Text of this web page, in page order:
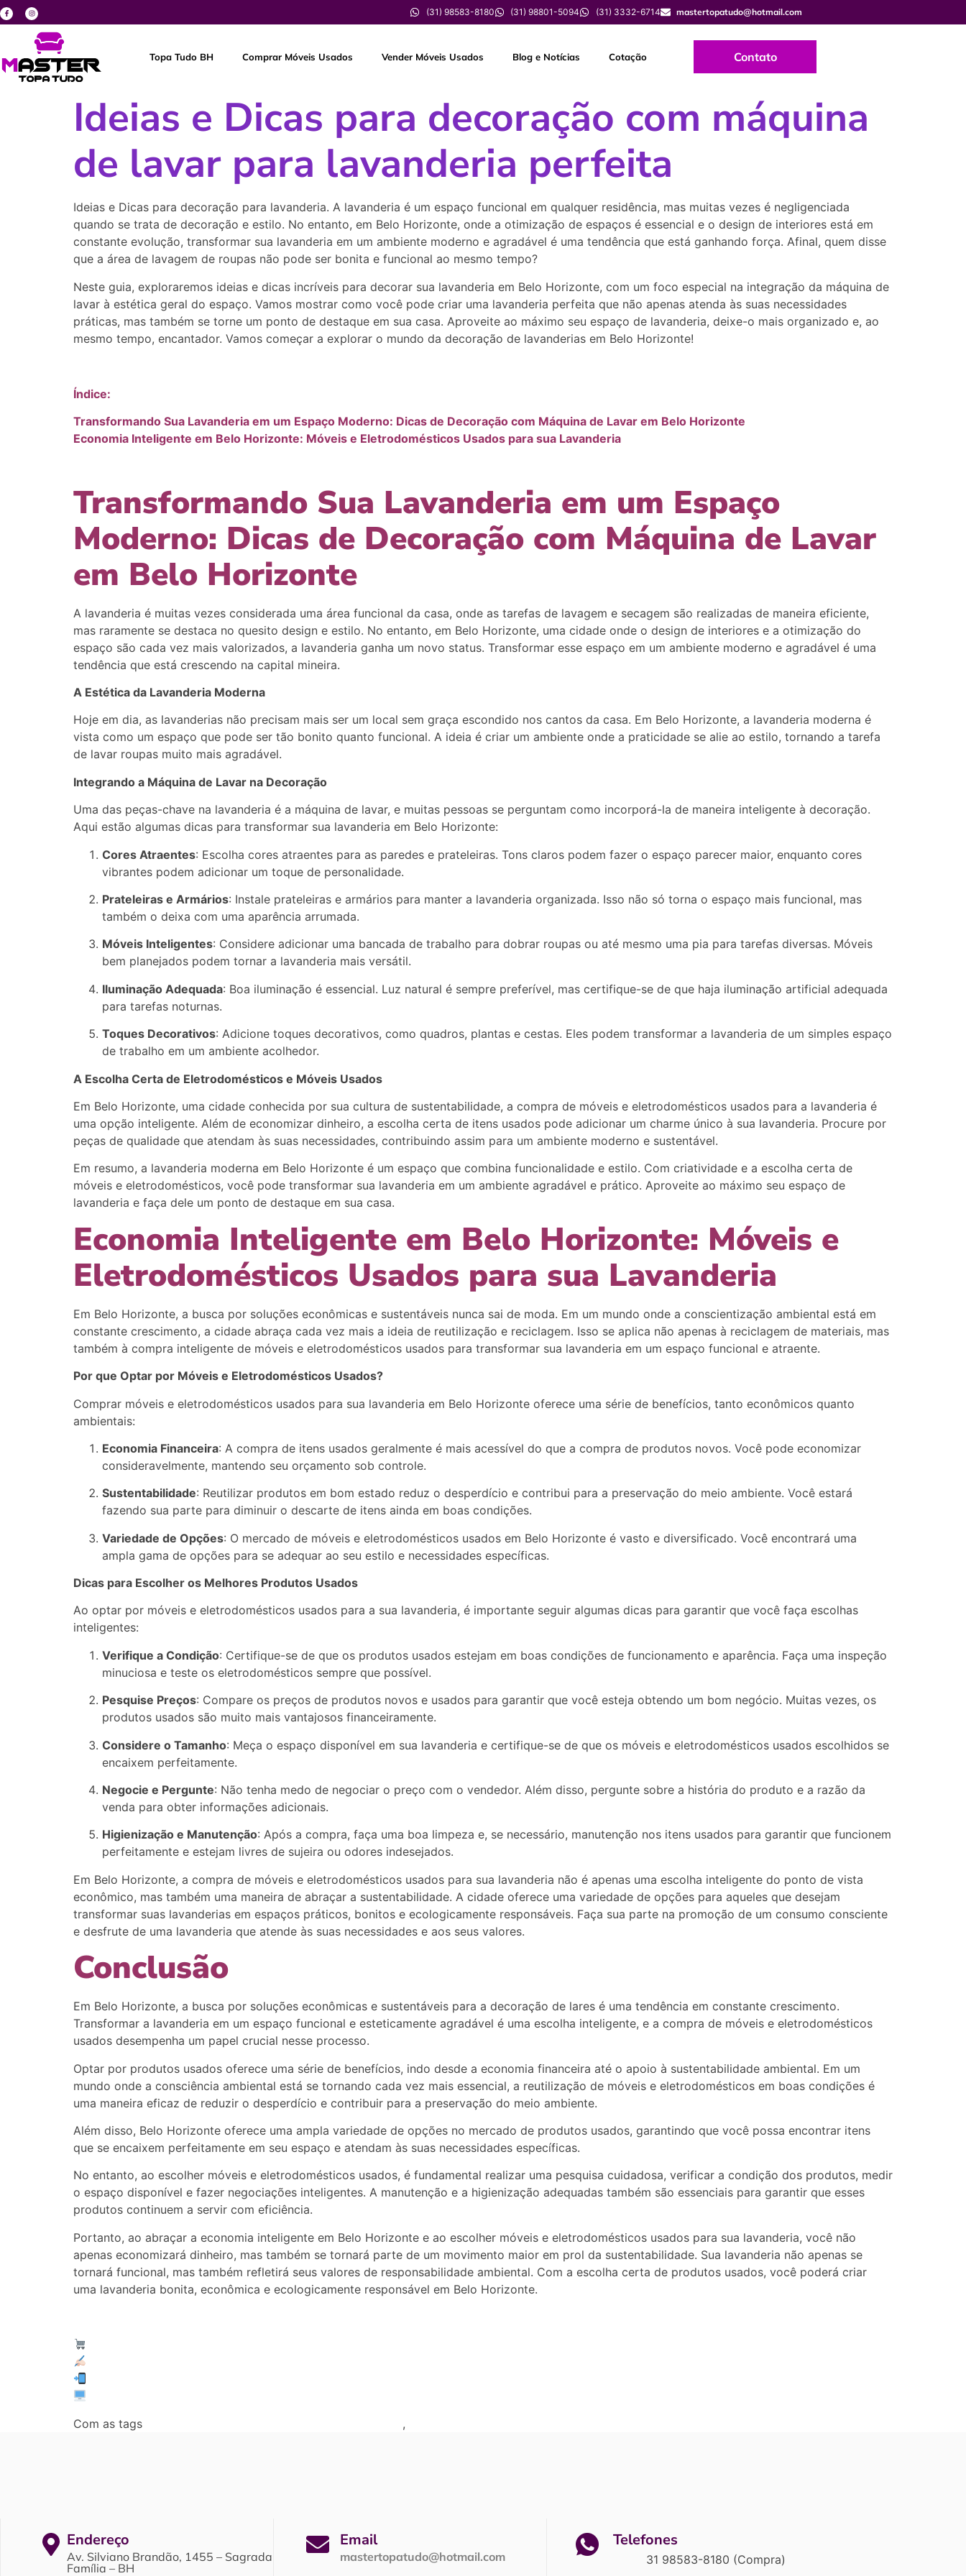
(31) 98583-8180 (31) 98801-5094 (31) 3332-6714 mastertopatudo@hotmail.com
Topa Tudo BH Comprar Móveis Usados Vender Móveis Usados Blog e Notícias Cotação Contato
Ideias e Dicas para decoração com máquina
de lavar para lavanderia perfeita
Ideias e Dicas para decoração para lavanderia. A lavanderia é um espaço funcional em qualquer residência, mas muitas vezes é negligenciada
quando se trata de decoração e estilo. No entanto, em Belo Horizonte, onde a otimização de espaços é essencial e o design de interiores está em
constante evolução, transformar sua lavanderia em um ambiente moderno e agradável é uma tendência que está ganhando força. Afinal, quem disse
que a área de lavagem de roupas não pode ser bonita e funcional ao mesmo tempo?
Neste guia, exploraremos ideias e dicas incríveis para decorar sua lavanderia em Belo Horizonte, com um foco especial na integração da máquina de
lavar à estética geral do espaço. Vamos mostrar como você pode criar uma lavanderia perfeita que não apenas atenda às suas necessidades
práticas, mas também se torne um ponto de destaque em sua casa. Aproveite ao máximo seu espaço de lavanderia, deixe-o mais organizado e, ao
mesmo tempo, encantador. Vamos começar a explorar o mundo da decoração de lavanderias em Belo Horizonte!
Índice:
Transformando Sua Lavanderia em um Espaço Moderno: Dicas de Decoração com Máquina de Lavar em Belo Horizonte
Economia Inteligente em Belo Horizonte: Móveis e Eletrodomésticos Usados para sua Lavanderia
Transformando Sua Lavanderia em um Espaço
Moderno: Dicas de Decoração com Máquina de Lavar
em Belo Horizonte
A lavanderia é muitas vezes considerada uma área funcional da casa, onde as tarefas de lavagem e secagem são realizadas de maneira eficiente,
mas raramente se destaca no quesito design e estilo. No entanto, em Belo Horizonte, uma cidade onde o design de interiores e a otimização do
espaço são cada vez mais valorizados, a lavanderia ganha um novo status. Transformar esse espaço em um ambiente moderno e agradável é uma
tendência que está crescendo na capital mineira.
A Estética da Lavanderia Moderna
Hoje em dia, as lavanderias não precisam mais ser um local sem graça escondido nos cantos da casa. Em Belo Horizonte, a lavanderia moderna é
vista como um espaço que pode ser tão bonito quanto funcional. A ideia é criar um ambiente onde a praticidade se alie ao estilo, tornando a tarefa
de lavar roupas muito mais agradável.
Integrando a Máquina de Lavar na Decoração
Uma das peças-chave na lavanderia é a máquina de lavar, e muitas pessoas se perguntam como incorporá-la de maneira inteligente à decoração.
Aqui estão algumas dicas para transformar sua lavanderia em Belo Horizonte:
Cores Atraentes: Escolha cores atraentes para as paredes e prateleiras. Tons claros podem fazer o espaço parecer maior, enquanto cores
vibrantes podem adicionar um toque de personalidade.
Prateleiras e Armários: Instale prateleiras e armários para manter a lavanderia organizada. Isso não só torna o espaço mais funcional, mas
também o deixa com uma aparência arrumada.
Móveis Inteligentes: Considere adicionar uma bancada de trabalho para dobrar roupas ou até mesmo uma pia para tarefas diversas. Móveis
bem planejados podem tornar a lavanderia mais versátil.
Iluminação Adequada: Boa iluminação é essencial. Luz natural é sempre preferível, mas certifique-se de que haja iluminação artificial adequada
para tarefas noturnas.
Toques Decorativos: Adicione toques decorativos, como quadros, plantas e cestas. Eles podem transformar a lavanderia de um simples espaço
de trabalho em um ambiente acolhedor.
A Escolha Certa de Eletrodomésticos e Móveis Usados
Em Belo Horizonte, uma cidade conhecida por sua cultura de sustentabilidade, a compra de móveis e eletrodomésticos usados para a lavanderia é
uma opção inteligente. Além de economizar dinheiro, a escolha certa de itens usados pode adicionar um charme único à sua lavanderia. Procure por
peças de qualidade que atendam às suas necessidades, contribuindo assim para um ambiente moderno e sustentável.
Em resumo, a lavanderia moderna em Belo Horizonte é um espaço que combina funcionalidade e estilo. Com criatividade e a escolha certa de
móveis e eletrodomésticos, você pode transformar sua lavanderia em um ambiente agradável e prático. Aproveite ao máximo seu espaço de
lavanderia e faça dele um ponto de destaque em sua casa.
Economia Inteligente em Belo Horizonte: Móveis e
Eletrodomésticos Usados para sua Lavanderia
Em Belo Horizonte, a busca por soluções econômicas e sustentáveis nunca sai de moda. Em um mundo onde a conscientização ambiental está em
constante crescimento, a cidade abraça cada vez mais a ideia de reutilização e reciclagem. Isso se aplica não apenas à reciclagem de materiais, mas
também à compra inteligente de móveis e eletrodomésticos usados para transformar sua lavanderia em um espaço funcional e atraente.
Por que Optar por Móveis e Eletrodomésticos Usados?
Comprar móveis e eletrodomésticos usados para sua lavanderia em Belo Horizonte oferece uma série de benefícios, tanto econômicos quanto
ambientais:
Economia Financeira: A compra de itens usados geralmente é mais acessível do que a compra de produtos novos. Você pode economizar
consideravelmente, mantendo seu orçamento sob controle.
Sustentabilidade: Reutilizar produtos em bom estado reduz o desperdício e contribui para a preservação do meio ambiente. Você estará
fazendo sua parte para diminuir o descarte de itens ainda em boas condições.
Variedade de Opções: O mercado de móveis e eletrodomésticos usados em Belo Horizonte é vasto e diversificado. Você encontrará uma
ampla gama de opções para se adequar ao seu estilo e necessidades específicas.
Dicas para Escolher os Melhores Produtos Usados
Ao optar por móveis e eletrodomésticos usados para a sua lavanderia, é importante seguir algumas dicas para garantir que você faça escolhas
inteligentes:
Verifique a Condição: Certifique-se de que os produtos usados estejam em boas condições de funcionamento e aparência. Faça uma inspeção
minuciosa e teste os eletrodomésticos sempre que possível.
Pesquise Preços: Compare os preços de produtos novos e usados para garantir que você esteja obtendo um bom negócio. Muitas vezes, os
produtos usados são muito mais vantajosos financeiramente.
Considere o Tamanho: Meça o espaço disponível em sua lavanderia e certifique-se de que os móveis e eletrodomésticos usados escolhidos se
encaixem perfeitamente.
Negocie e Pergunte: Não tenha medo de negociar o preço com o vendedor. Além disso, pergunte sobre a história do produto e a razão da
venda para obter informações adicionais.
Higienização e Manutenção: Após a compra, faça uma boa limpeza e, se necessário, manutenção nos itens usados para garantir que funcionem
perfeitamente e estejam livres de sujeira ou odores indesejados.
Em Belo Horizonte, a compra de móveis e eletrodomésticos usados para sua lavanderia não é apenas uma escolha inteligente do ponto de vista
econômico, mas também uma maneira de abraçar a sustentabilidade. A cidade oferece uma variedade de opções para aqueles que desejam
transformar suas lavanderias em espaços práticos, bonitos e ecologicamente responsáveis. Faça sua parte na promoção de um consumo consciente
e desfrute de uma lavanderia que atende às suas necessidades e aos seus valores.
Conclusão
Em Belo Horizonte, a busca por soluções econômicas e sustentáveis para a decoração de lares é uma tendência em constante crescimento.
Transformar a lavanderia em um espaço funcional e esteticamente agradável é uma escolha inteligente, e a compra de móveis e eletrodomésticos
usados desempenha um papel crucial nesse processo.
Optar por produtos usados oferece uma série de benefícios, indo desde a economia financeira até o apoio à sustentabilidade ambiental. Em um
mundo onde a consciência ambiental está se tornando cada vez mais essencial, a reutilização de móveis e eletrodomésticos em boas condições é
uma maneira eficaz de reduzir o desperdício e contribuir para a preservação do meio ambiente.
Além disso, Belo Horizonte oferece uma ampla variedade de opções no mercado de produtos usados, garantindo que você possa encontrar itens
que se encaixem perfeitamente em seu espaço e atendam às suas necessidades específicas.
No entanto, ao escolher móveis e eletrodomésticos usados, é fundamental realizar uma pesquisa cuidadosa, verificar a condição dos produtos, medir
o espaço disponível e fazer negociações inteligentes. A manutenção e a higienização adequadas também são essenciais para garantir que esses
produtos continuem a servir com eficiência.
Portanto, ao abraçar a economia inteligente em Belo Horizonte e ao escolher móveis e eletrodomésticos usados para sua lavanderia, você não
apenas economizará dinheiro, mas também se tornará parte de um movimento maior em prol da sustentabilidade. Sua lavanderia não apenas se
tornará funcional, mas também refletirá seus valores de responsabilidade ambiental. Com a escolha certa de produtos usados, você poderá criar
uma lavanderia bonita, econômica e ecologicamente responsável em Belo Horizonte.
Com as tags
,
Endereço
Av. Silviano Brandão, 1455 – Sagrada
Família – BH
Email
mastertopatudo@hotmail.com
Telefones
31 98583-8180 (Compra)